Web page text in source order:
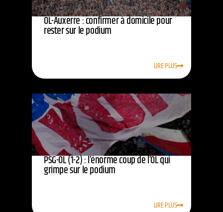
OL-Auxerre : confirmer à domicile pour
rester sur le podium
LIRE PLUS
PSG-OL (1-2) : l’énorme coup de l’OL qui
grimpe sur le podium
LIRE PLUS